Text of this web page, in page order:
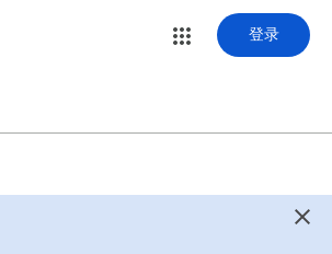
登录